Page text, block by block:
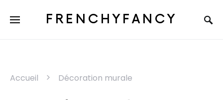
FRENCHYFANCY
Accueil Décoration murale